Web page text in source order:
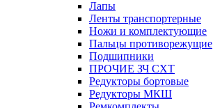
Лапы
Ленты транспортерные
Ножи и комплектующие
Пальцы противорежущие
Подшипники
ПРОЧИЕ ЗЧ СХТ
Редукторы бортовые
Редукторы МКШ